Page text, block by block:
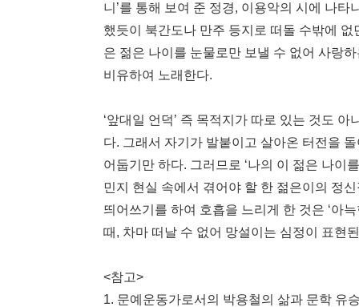
니’를 통해 보여 준 정경, 이용악의 시에 나
했듯이 북간도나 만주 등지로 떠돌 수밖에
은 젊은 나이를 눈물로만 보낼 수 없어 사랑
비유하여 노래한다.
‘앞대일 언덕’ 즉 목적지가 따로 있는 것도
다. 그래서 자기가 발붙이고 살아온 터전을
어둡기만 하다. 그러므로 ‘나의 이 젊은 나이
민지 현실 속에서 겪어야 할 한 젊은이의 정
띄어쓰기를 하여 호흡을 느리게 한 것은 ‘아
때, 차마 떠날 수 없어 망설이는 심정이 표현
<참고>
1. 문예운동가로서의 박용철의 삶과 문학 유